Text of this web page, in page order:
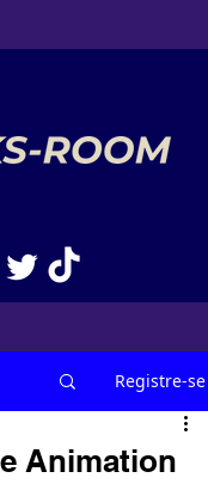
Registre-se
Animation